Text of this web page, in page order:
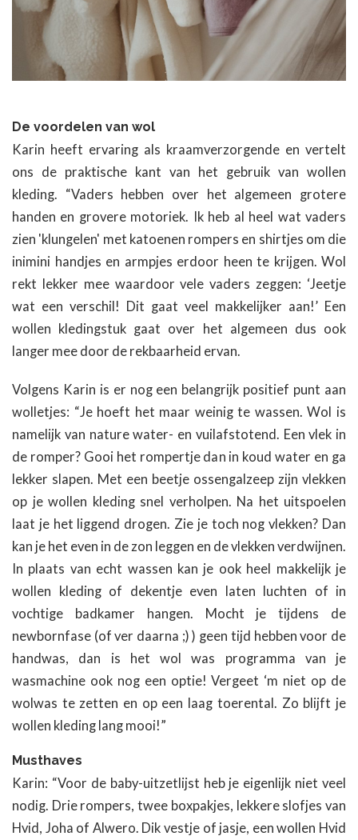
De voordelen van wol
Karin heeft ervaring als kraamverzorgende en vertelt
ons de praktische kant van het gebruik van wollen
kleding. “Vaders hebben over het algemeen grotere
handen en grovere motoriek. Ik heb al heel wat vaders
zien 'klungelen' met katoenen rompers en shirtjes om die
inimini handjes en armpjes erdoor heen te krijgen. Wol
rekt lekker mee waardoor vele vaders zeggen: ‘Jeetje
wat een verschil! Dit gaat veel makkelijker aan!’ Een
wollen kledingstuk gaat over het algemeen dus ook
langer mee door de rekbaarheid ervan.
Volgens Karin is er nog een belangrijk positief punt aan
wolletjes: “Je hoeft het maar weinig te wassen. Wol is
namelijk van nature water- en vuilafstotend. Een vlek in
de romper? Gooi het rompertje dan in koud water en ga
lekker slapen. Met een beetje ossengalzeep zijn vlekken
op je wollen kleding snel verholpen. Na het uitspoelen
laat je het liggend drogen. Zie je toch nog vlekken? Dan
kan je het even in de zon leggen en de vlekken verdwijnen.
In plaats van echt wassen kan je ook heel makkelijk je
wollen kleding of dekentje even laten luchten of in
vochtige badkamer hangen. Mocht je tijdens de
newbornfase (of ver daarna ;) ) geen tijd hebben voor de
handwas, dan is het wol was programma van je
wasmachine ook nog een optie! Vergeet ‘m niet op de
wolwas te zetten en op een laag toerental. Zo blijft je
wollen kleding lang mooi!”
Musthaves
Karin: “Voor de baby-uitzetlijst heb je eigenlijk niet veel
nodig. Drie rompers, twee boxpakjes, lekkere slofjes van
Hvid, Joha of Alwero. Dik vestje of jasje, een wollen Hvid